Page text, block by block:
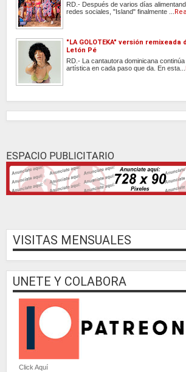
RD.- Después de varios días
redes sociales, "Island" finalmente ...
"LA GOLOTEKA" versión remixeada
Letón Pé
RD.- La cantautora dominicana
artística en cada paso que da. En esta...
ESPACIO PUBLICITARIO
VISITAS MENSUALES
UNETE Y COLABORA
Click Aquí